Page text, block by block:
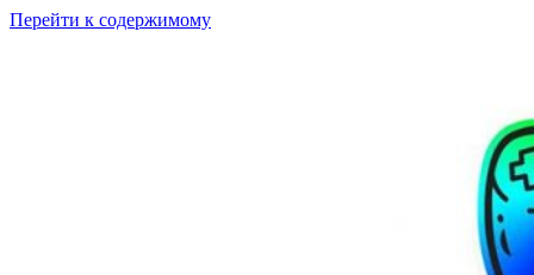
Перейти к содержимому